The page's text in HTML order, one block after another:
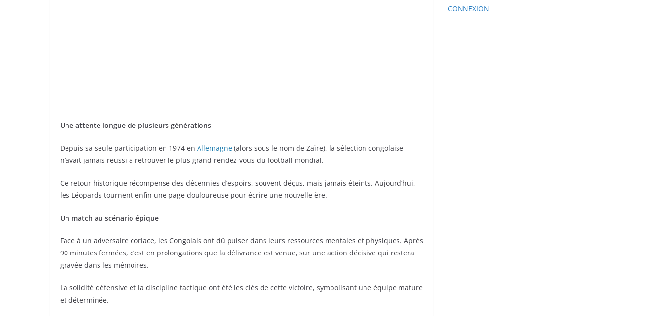
Une attente longue de plusieurs générations
Depuis sa seule participation en 1974 en Allemagne (alors sous le nom de Zaïre), la sélection congolaise
n’avait jamais réussi à retrouver le plus grand rendez-vous du football mondial.
Ce retour historique récompense des décennies d’espoirs, souvent déçus, mais jamais éteints. Aujourd’hui,
les Léopards tournent enfin une page douloureuse pour écrire une nouvelle ère.
Un match au scénario épique
Face à un adversaire coriace, les Congolais ont dû puiser dans leurs ressources mentales et physiques. Après
90 minutes fermées, c’est en prolongations que la délivrance est venue, sur une action décisive qui restera
gravée dans les mémoires.
La solidité défensive et la discipline tactique ont été les clés de cette victoire, symbolisant une équipe mature
et déterminée.
CONNEXION